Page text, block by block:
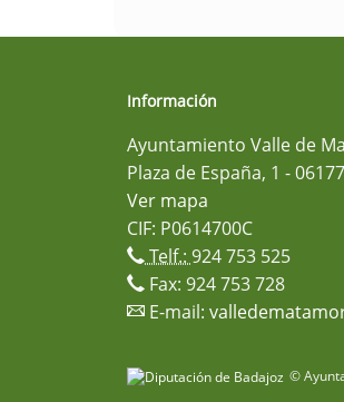
Información
Ayuntamiento Valle de
Plaza de España, 1 -
Ver mapa
CIF: P0614700C
Telf.:924 753 525
Fax: 924 753 728
E-mail:
©